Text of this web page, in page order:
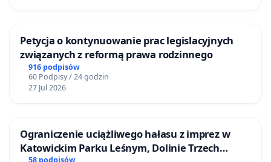
Petycja o kontynuowanie prac legislacyjnych
związanych z reformą prawa rodzinnego
916 podpisów
60 Podpisy / 24 godzin
27 Jul 2026
Ograniczenie uciążliwego hałasu z imprez w
Katowickim Parku Leśnym, Dolinie Trzech